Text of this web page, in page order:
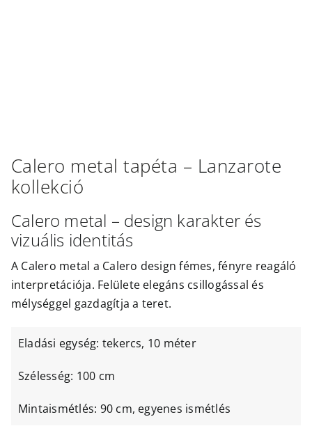
Calero metal tapéta – Lanzarote
kollekció
Calero metal – design karakter és
vizuális identitás
A Calero metal a Calero design fémes, fényre reagáló
interpretációja. Felülete elegáns csillogással és
mélységgel gazdagítja a teret.
Eladási egység: tekercs, 10 méter
Szélesség: 100 cm
Mintaismétlés: 90 cm, egyenes ismétlés